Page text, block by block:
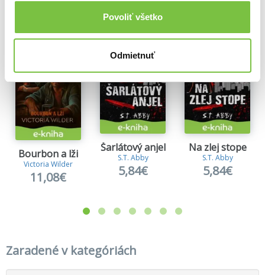
Povoliť všetko
Odmietnuť
Viac z tejto kategórie
Bourbon a lži
Victoria Wilder
11,08€
Šarlátový anjel
S.T. Abby
5,84€
Na zlej stope
S.T. Abby
5,84€
Zaradené v kategóriách